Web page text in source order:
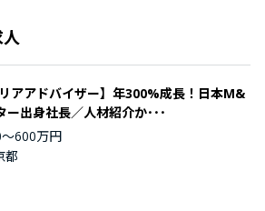
リアアドバイザー】年300%成長！日本M&
ー出身社長／人材紹介か･･･
600万円
都